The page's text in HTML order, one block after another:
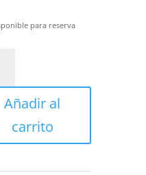
para reserva
Añadir al
carrito